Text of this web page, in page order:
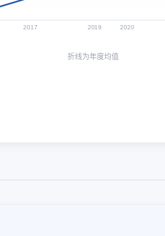
2017 2019 2020
折线为年度均值